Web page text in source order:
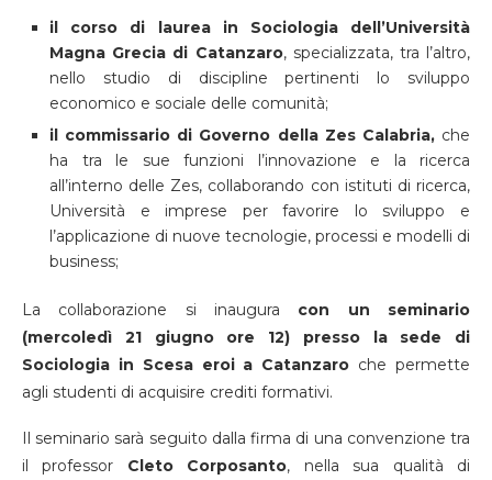
il corso di laurea in Sociologia dell’Università
Magna Grecia di Catanzaro, specializzata, tra l’altro,
nello studio di discipline pertinenti lo sviluppo
economico e sociale delle comunità;
il commissario di Governo della Zes Calabria,che
ha tra le sue funzioni l’innovazione e la ricerca
all’interno delle Zes, collaborando con istituti di ricerca,
Università e imprese per favorire lo sviluppo e
l’applicazione di nuove tecnologie, processi e modelli di
business;
La collaborazione si inaugura con un seminario
(mercoledì 21 giugno ore 12)
presso la sede di
Sociologia in Scesa eroi a Catanzaro che permette
agli studenti di acquisire crediti formativi.
Il seminario sarà seguito dalla firma di una convenzione tra
il professor Cleto Corposanto, nella sua qualità di